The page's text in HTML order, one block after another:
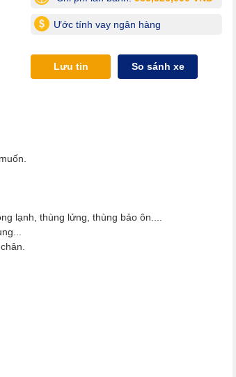
Ước tính vay ngân hàng
Lưu tin So sánh xe
lạnh, thùng lửng, thùng bảo ôn....